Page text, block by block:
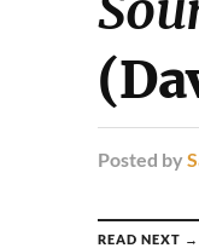
Posted by
READ NEXT →